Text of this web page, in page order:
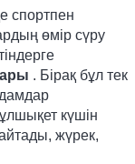
спортпен
өмір сүру
. Бірақ бұл тек
күшін
жүрек,